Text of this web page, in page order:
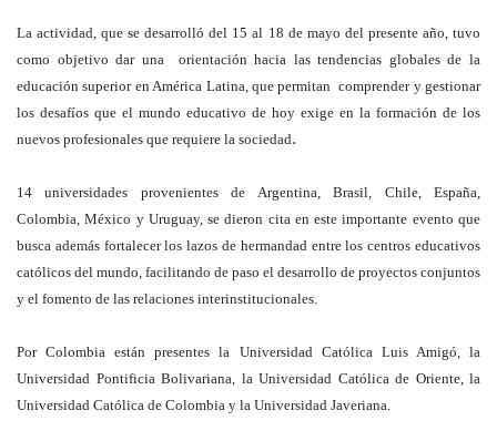
La actividad, que se desarrolló del 15 al 18 de mayo del presente año, tuvo
como objetivo dar una orientación hacia las tendencias globales de la
educación superior en América Latina, que permitan comprender y gestionar
los desafíos que el mundo educativo de hoy exige en la formación de los
nuevos profesionales que requiere la sociedad.
14 universidades provenientes de Argentina, Brasil, Chile, España,
Colombia, México y Uruguay, se dieron cita en este importante evento que
busca además fortalecer los lazos de hermandad entre los centros educativos
católicos del mundo, facilitando de paso el desarrollo de proyectos conjuntos
y el fomento de las relaciones interinstitucionales.
Por Colombia están presentes la Universidad Católica Luis Amigó, la
Universidad Pontificia Bolivariana, la Universidad Católica de Oriente, la
Universidad Católica de Colombia y la Universidad Javeriana.